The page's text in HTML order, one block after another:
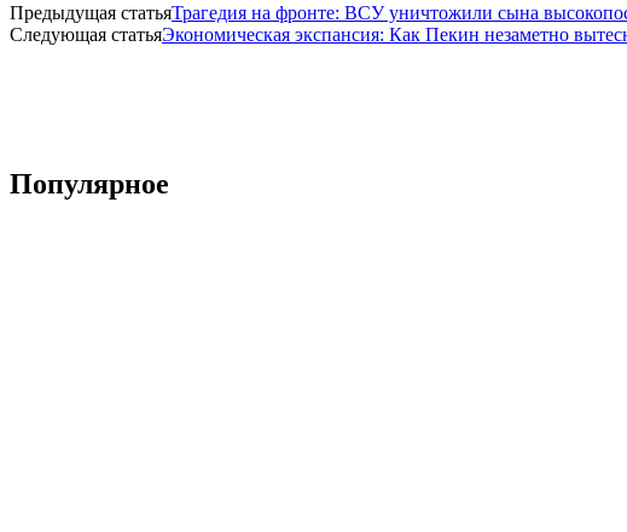
Предыдущая статьяТрагедия на фронте: ВСУ уничтожили сына
Следующая статьяЭкономическая экспансия: Как Пекин незаметно
Популярное